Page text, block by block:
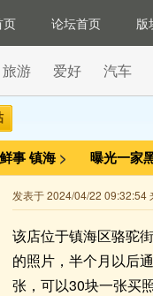
页 论坛首页 版
旅游 爱好 汽车
事镇海 > 曝光一家
发表于 2024/04/22 09:32:54
该店位于镇海区骆驼
的照片，半个月以后
张，可以30块一张买